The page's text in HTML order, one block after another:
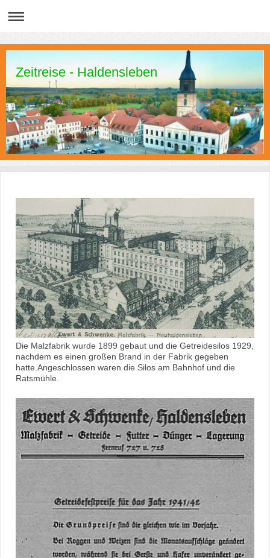
Zeitreise - Haldensleben
Die Malzfabrik wurde 1899 gebaut und die Getreidesilos 1929,
nachdem es einen großen Brand in der Fabrik gegeben
hatte.Angeschlossen waren die Silos am Bahnhof und die
Ratsmühle.